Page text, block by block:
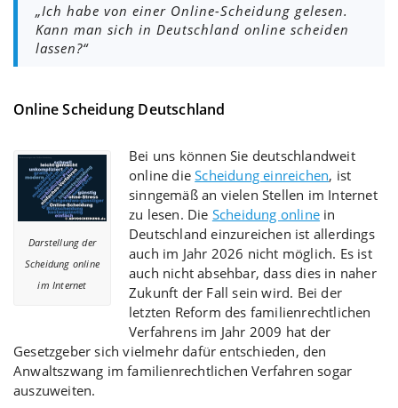
„Ich habe von einer Online-Scheidung gelesen.
Kann man sich in Deutschland online scheiden
lassen?“
Online Scheidung Deutschland
Darstellung der
Scheidung online
im Internet
Bei uns können Sie deutschlandweit
online dieScheidung einreichen, ist
sinngemäß an vielen Stellen im Internet
zu lesen. Die Scheidung online in
Deutschland einzureichen ist allerdings
auch im Jahr 2026 nicht möglich. Es ist
auch nicht absehbar, dass dies in naher
Zukunft der Fall sein wird. Bei der
letzten Reform des familienrechtlichen
Verfahrens im Jahr 2009 hat der
Gesetzgeber sich vielmehr dafür entschieden, den
Anwaltszwang im familienrechtlichen Verfahren sogar
auszuweiten.